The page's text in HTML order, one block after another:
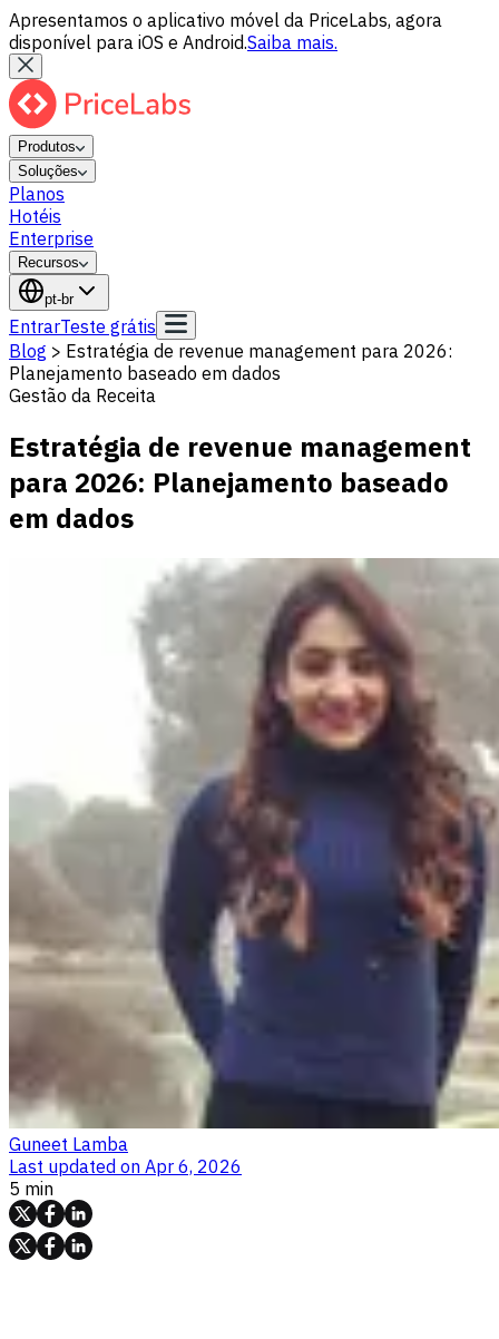
Apresentamos o aplicativo móvel da PriceLabs, agora
disponível para iOS e Android.Saiba mais.
Produtos
Soluções
Planos
Hotéis
Enterprise
Recursos
pt-br
EntrarTeste grátis
Blog > Estratégia de revenue management para 2026:
Planejamento baseado em dados
Gestão da Receita
Estratégia de revenue management
para 2026: Planejamento baseado
em dados
Guneet Lamba
Last updated on Apr 6, 2026
5 min